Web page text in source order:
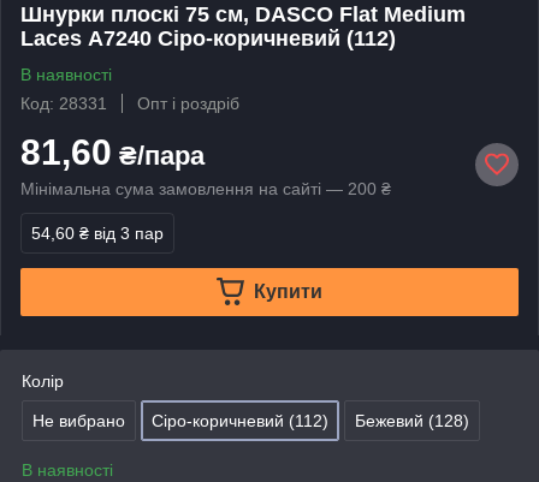
Шнурки плоскі 75 см, DASCO Flat Medium
Laces А7240 Сіро-коричневий (112)
В наявності
Код: 28331
Опт і роздріб
81,60 ₴/пара
Мінімальна сума замовлення на сайті — 200 ₴
54,60 ₴ від 3 пар
Купити
Колір
Не вибрано Сіро-коричневий (112) Бежевий (128)
В наявності